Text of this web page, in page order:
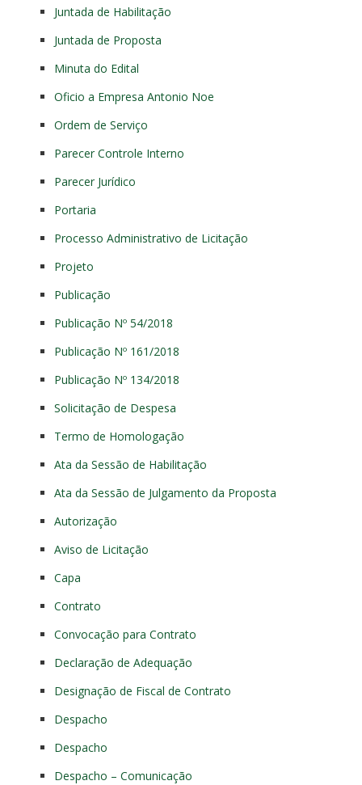
Juntada de Habilitação
Juntada de Proposta
Minuta do Edital
Oficio a Empresa Antonio Noe
Ordem de Serviço
Parecer Controle Interno
Parecer Jurídico
Portaria
Processo Administrativo de Licitação
Projeto
Publicação
Publicação Nº 54/2018
Publicação Nº 161/2018
Publicação Nº 134/2018
Solicitação de Despesa
Termo de Homologação
Ata da Sessão de Habilitação
Ata da Sessão de Julgamento da Proposta
Autorização
Aviso de Licitação
Capa
Contrato
Convocação para Contrato
Declaração de Adequação
Designação de Fiscal de Contrato
Despacho
Despacho
Despacho – Comunicação